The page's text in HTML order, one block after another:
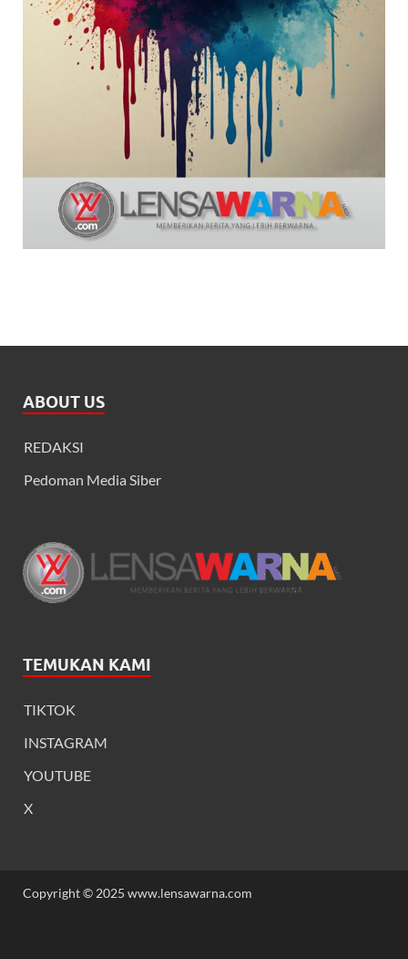
ABOUT US
REDAKSI
Pedoman Media Siber
TEMUKAN KAMI
TIKTOK
INSTAGRAM
YOUTUBE
X
Copyright © 2025 www.lensawarna.com